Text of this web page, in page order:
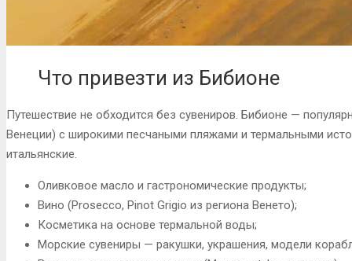
Что привезти из Бибионе
Путешествие не обходится без сувениров. Бибионе —
Венеции) с широкими песчаными пляжами и термальными
итальянские.
Оливковое масло и гастрономические продукты;
Вино (Prosecco, Pinot Grigio из региона Венето);
Косметика на основе термальной воды;
Морские сувениры — ракушки, украшения, модели